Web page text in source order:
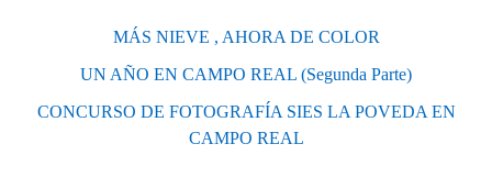
MÁS NIEVE , AHORA DE COLOR
UN AÑO EN CAMPO REAL (Segunda Parte)
CONCURSO DE FOTOGRAFÍA SIES LA POVEDA EN
CAMPO REAL